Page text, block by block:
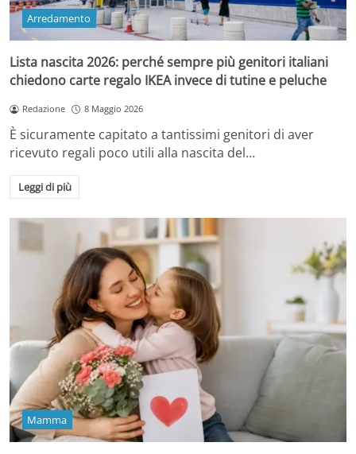
Arredamento
Lista nascita 2026: perché sempre più genitori italiani
chiedono carte regalo IKEA invece di tutine e peluche
Redazione 8 Maggio 2026
È sicuramente capitato a tantissimi genitori di aver
ricevuto regali poco utili alla nascita del…
Leggi di più
Mamma